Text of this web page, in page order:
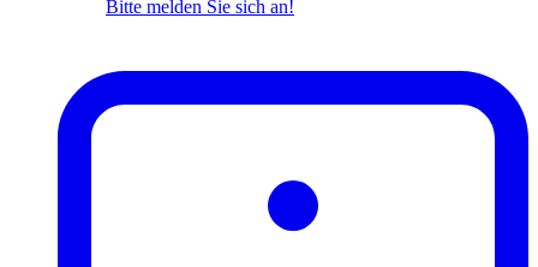
Bitte melden Sie sich an!